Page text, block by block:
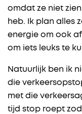
omdat ze niet
heb. Ik plan alles
energie om ook
om iets leuks te
Natuurlijk ben ik
die
met die
tijd stop roept